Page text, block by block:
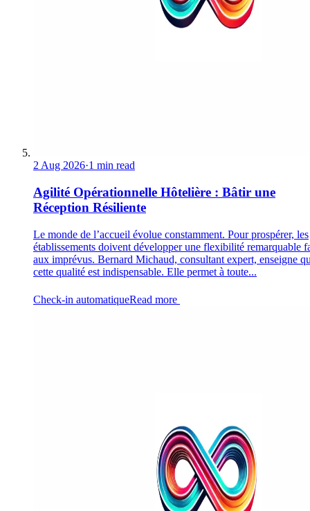
2 Aug 2026·1 min read
Agilité Opérationnelle Hôtelière : Bâtir une
Réception Résiliente
Le monde de l’accueil évolue constamment. Pour prospérer, les
établissements doivent développer une flexibilité remarquable
aux imprévus. Bernard Michaud, consultant expert, enseigne
cette qualité est indispensable. Elle permet à toute...
Check-in automatiqueRead more